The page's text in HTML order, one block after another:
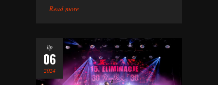
Read more
lip
06
2024